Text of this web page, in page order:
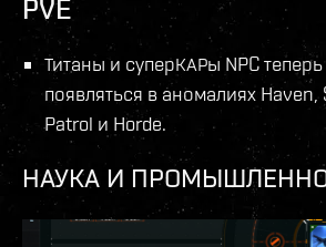
PVE
Титаны и суперКАРы NPC
появляться в аномалиях
Patrol и Horde.
НАУКА И